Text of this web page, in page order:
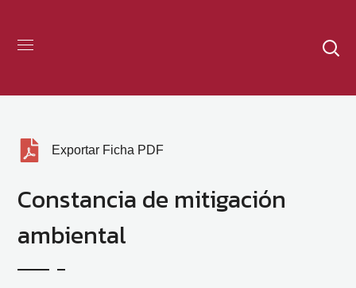
Exportar Ficha PDF
Constancia de mitigación
ambiental